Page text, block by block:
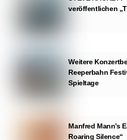
veröffentlichen
Weitere
Reeperbahn
Spieltage
Manfred Mann’s
Roaring Silence“